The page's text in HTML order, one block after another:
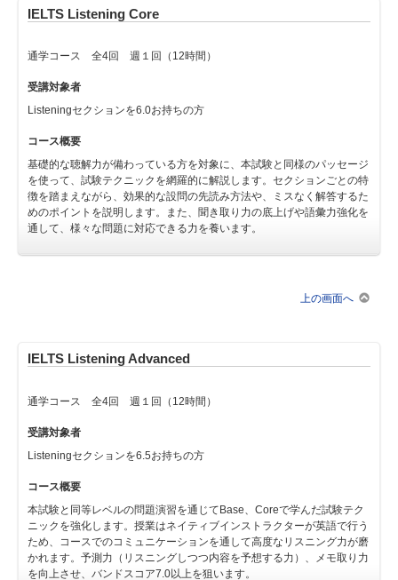
IELTS Listening Core
通学コース 全4回 週１回（12時間）
受講対象者
Listeningセクションを6.0お持ちの方
コース概要
基礎的な聴解力が備わっている方を対象に、本試験と同様のパッセージ
を使って、試験テクニックを網羅的に解説します。セクションごとの特
徴を踏まえながら、効果的な設問の先読み方法や、ミスなく解答するた
めのポイントを説明します。また、聞き取り力の底上げや語彙力強化を
通して、様々な問題に対応できる力を養います。
上の画面へ
IELTS Listening Advanced
通学コース 全4回 週１回（12時間）
受講対象者
Listeningセクションを6.5お持ちの方
コース概要
本試験と同等レベルの問題演習を通じてBase、Coreで学んだ試験テク
ニックを強化します。授業はネイティブインストラクターが英語で行う
ため、コースでのコミュニケーションを通して高度なリスニング力が磨
かれます。予測力（リスニングしつつ内容を予想する力）、メモ取り力
を向上させ、バンドスコア7.0以上を狙います。